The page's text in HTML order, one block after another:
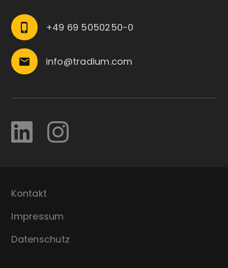
phone_iphone +49 69 5050250-0
email info@tradium.com
Kontakt
Impressum
Datenschutz